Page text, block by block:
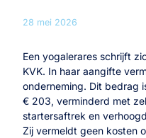
28 mei 2026
Een yogalerares schrijft
KVK. In haar aangifte
onderneming. Dit bedrag
€ 203, verminderd met
startersaftrek en
Zij vermeldt geen kosten